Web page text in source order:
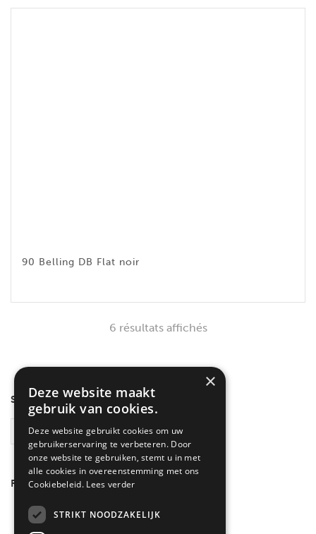
90 Belling DB Flat noir
6 résultats affichés
SEARCH
RECHERCHE
FILTRER PAR COULEUR
Inox(3)
×
Deze website maakt
gebruik van cookies.
Deze website gebruikt cookies om uw
gebruikerservaring te verbeteren. Door
onze website te gebruiken, stemt u in met
alle cookies in overeenstemming met ons
Cookiebeleid. Lees verder
STRIKT NOODZAKELIJK